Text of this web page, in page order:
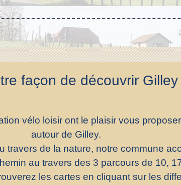
façon de découvrir Gilley
vélo loisir ont le plaisir vous
autour de Gilley.
travers de la nature, notre commune
au travers des 3 parcours de 10,
les cartes en cliquant sur les